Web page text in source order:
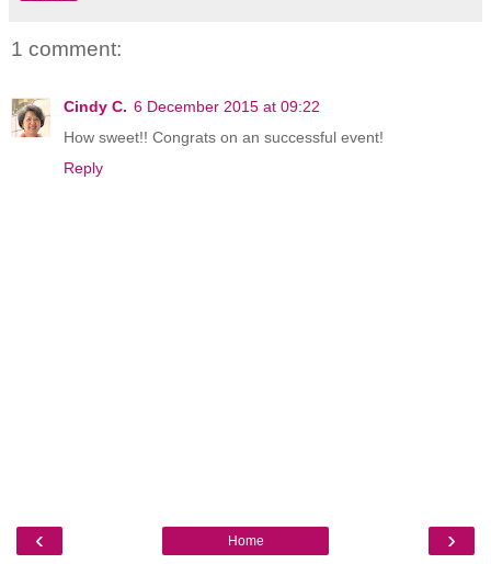
1 comment:
Cindy C. 6 December 2015 at 09:22
How sweet!! Congrats on an successful event!
Reply
‹ ›
Home